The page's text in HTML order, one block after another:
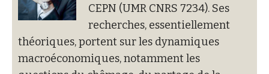
CEPN (UMR CNRS 7234). Ses
recherches, essentiellement
théoriques, portent sur les dynamiques
macroéconomiques, notamment les